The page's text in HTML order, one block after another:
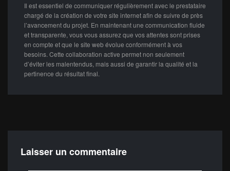
Il est essentiel de communiquer régulièrement avec le prestataire
chargé de la création de votre site internet afin de suivre de près
l’avancement du projet. En maintenant une communication fluide
et transparente, vous vous assurez que vos attentes sont prises
en compte et que le site web évolue conformément à vos
besoins. Cette collaboration active permet non seulement
d’éviter les malentendus, mais aussi de garantir la qualité et la
pertinence du résultat final.
Laisser un commentaire